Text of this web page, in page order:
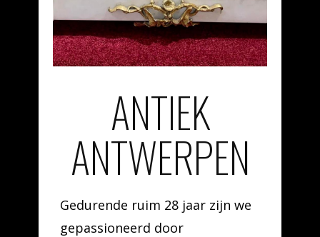
ANTIEK
ANTWERPEN
Gedurende ruim 28 jaar zijn we
gepassioneerd door